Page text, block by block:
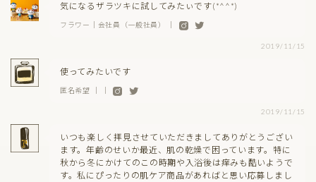
気になるザラツキに試してみたぃです(*^^*)
フラワー｜会社員（一般社員） ｜
2019/11/15
使ってみたいです
匿名希望 ｜ ｜
2019/11/15
いつも楽しく拝見させていただきましてありがとうござい
ます。年齢のせいか最近、肌の乾燥で困っています。特に
秋から冬にかけてのこの時期や入浴後は痒みも酷いようで
す。私にぴったりの肌ケア商品があればと思い応募しまし